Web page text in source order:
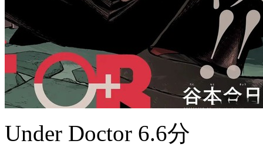
Under Doctor 6.6分